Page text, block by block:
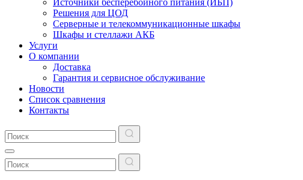
Источники бесперебойного питания (ИБП)
Решения для ЦОД
Серверные и телекоммуникационные шкафы
Шкафы и стеллажи АКБ
Услуги
О компании
Доставка
Гарантия и сервисное обслуживание
Новости
Список сравнения
Контакты